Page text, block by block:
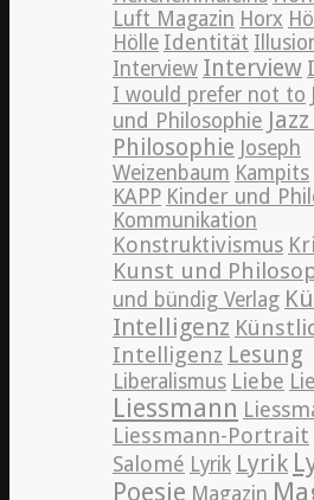
Luft Magazin Horx
Hölle Identität
Interview Interview
I would prefer not to
und Philosophie
Philosophie Joseph
Weizenbaum Kampits
KAPP Kinder und
Kommunikation
Konstruktivismus
Kunst und
und bündig Verlag
Intelligenz
Intelligenz Lesung
Liberalismus Liebe
Liessmann
Liessmann-Portrait
Salomé Lyrik Lyrik
Poesie Magazin